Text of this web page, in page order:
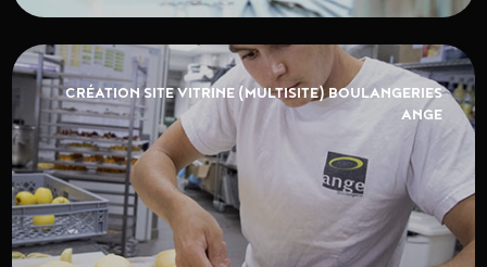
CRÉATION SITE VITRINE (MULTISITE) BOULANGERIES
ANGE